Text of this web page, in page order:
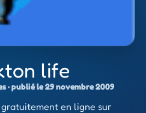
life
· publié le 29 novembre 2009
en ligne sur